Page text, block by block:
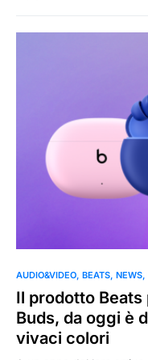
0
AUDIO&VIDEO BEATS NEWS
Il prodotto
Buds, da oggi è
vivaci colori